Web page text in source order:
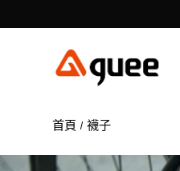
to
首頁 / 襪子